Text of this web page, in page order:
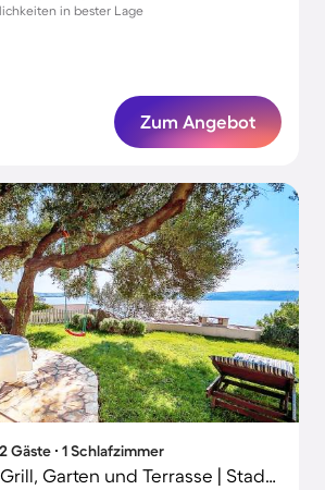
in bester Lage
Zum Angebot
Gäste ∙ 1 Schlafzimmer
Wohnung mit Grill, Garten und Terrasse | Stadtblick